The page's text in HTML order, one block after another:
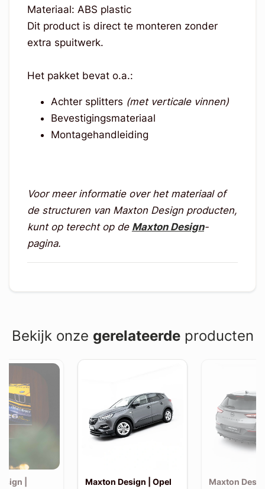
Materiaal: ABS plastic
Dit product is direct te monteren zonder
extra spuitwerk.
Het pakket bevat o.a.:
Achter splitters (met verticale vinnen)
Bevestigingsmateriaal
Montagehandleiding
Voor meer informatie over het materiaal of
de structuren van Maxton Design producten,
kunt op terecht op de Maxton Design-
pagina.
Bekijk onze gerelateerdeproducten
|
Maxton Design | Opel
Maxton